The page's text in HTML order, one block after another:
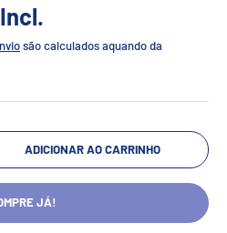
são calculados aquando da
ADICIONAR AO CARRINHO
JÁ!